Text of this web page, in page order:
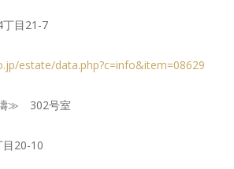
丁目21-7
estate/data.php?c=info&item=08629
≫ 302号室
目20-10